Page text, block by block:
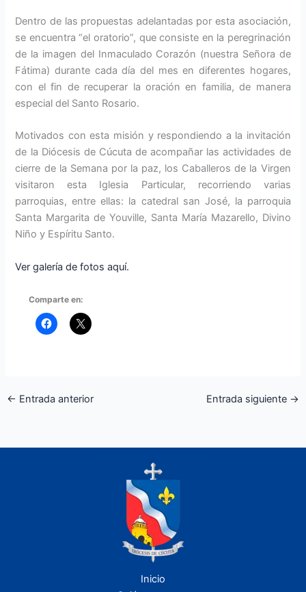
Dentro de las propuestas adelantadas por esta asociación,
se encuentra “el oratorio”, que consiste en la peregrinación
de la imagen del Inmaculado Corazón (nuestra Señora de
Fátima) durante cada día del mes en diferentes hogares,
con el fin de recuperar la oración en familia, de manera
especial del Santo Rosario.
Motivados con esta misión y respondiendo a la invitación
de la Diócesis de Cúcuta de acompañar las actividades de
cierre de la Semana por la paz, los Caballeros de la Virgen
visitaron esta Iglesia Particular, recorriendo varias
parroquias, entre ellas: la catedral san José, la parroquia
Santa Margarita de Youville, Santa María Mazarello, Divino
Niño y Espíritu Santo.
Ver galería de fotos aquí.
Comparte en:
← Entrada anterior Entrada siguiente →
Inicio